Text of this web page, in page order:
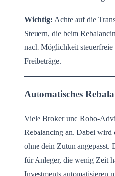
Wichtig: Achte auf die
Steuern, die beim
nach Möglichkeit steuerfreie
Freibeträge.
Automatisches
Viele Broker und Robo-
Rebalancing an. Dabei wird
ohne dein Zutun angepasst.
für Anleger, die wenig Zeit
Investments automatisieren